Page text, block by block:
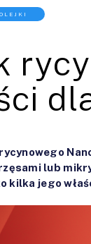
OLEJKI
lub
kilka jego